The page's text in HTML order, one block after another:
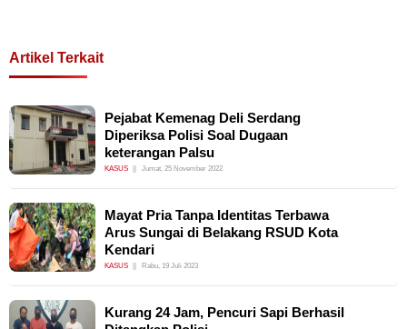
Artikel Terkait
Pejabat Kemenag Deli Serdang
Diperiksa Polisi Soal Dugaan
keterangan Palsu
KASUS Jumat, 25 November 2022
Mayat Pria Tanpa Identitas Terbawa
Arus Sungai di Belakang RSUD Kota
Kendari
KASUS Rabu, 19 Juli 2023
Kurang 24 Jam, Pencuri Sapi Berhasil